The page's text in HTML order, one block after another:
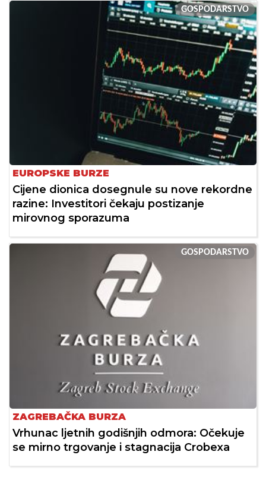
GOSPODARSTVO
EUROPSKE BURZE
Cijene dionica dosegnule su nove rekordne
razine: Investitori čekaju postizanje
mirovnog sporazuma
GOSPODARSTVO
ZAGREBAČKA BURZA
Vrhunac ljetnih godišnjih odmora: Očekuje
se mirno trgovanje i stagnacija Crobexa